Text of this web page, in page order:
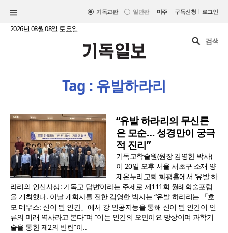
기독교판 일반판 미주 구독신청 | 로그인
2026년 08월 08일 토요일
Tag : 유발하라리
“유발 하라리의 무신론
은 모순… 성경만이 궁극
적 진리”
기독교학술원(원장 김영한 박사)
이 20일 오후 서울 서초구 소재 양
재온누리교회 화평홀에서 ‘유발 하
라리의 인신사상: 기독교 답변’이라는 주제로 제111회 월례학술포럼
을 개최했다. 이날 개회사를 전한 김영한 박사는 “유발 하라리는 「호
모 데우스: 신이 된 인간」에서 강 인공지능을 통해 신이 된 인간이 인
류의 미래 역사라고 본다”며 “이는 인간의 오만이요 망상이며 과학기
술을 통한 제2의 반란”이..